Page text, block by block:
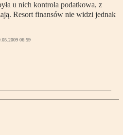
u nich kontrola podatkowa, z
Resort finansów nie widzi jednak
06:59